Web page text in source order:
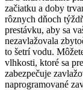
začiatku a doby
rôznych dňoch
prestávku, aby sa
nezavlažovala
to šetrí vodu.
vlhkosti, ktoré sa
zabezpečuje
naprogramované